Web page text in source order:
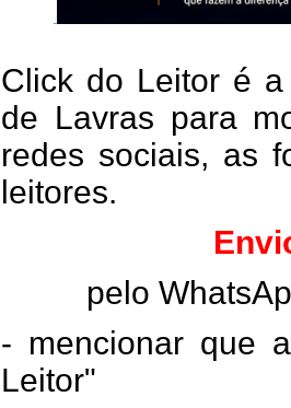
Click do Leitor é
de Lavras para
redes sociais, as
leitores.
pelo
- mencionar que
Leitor"